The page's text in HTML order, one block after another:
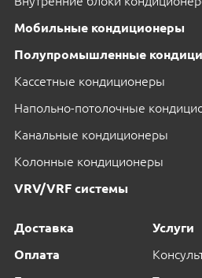
Мобильные кондиционеры
Полупромышленные
Кассетные кондиционеры
Напольно-потолочные
Канальные кондиционеры
Колонные кондиционеры
VRV/VRF системы
Доставка
Оплата
Услуги